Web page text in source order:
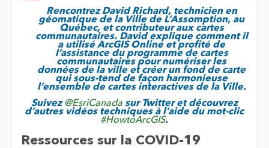
Rencontrez David Richard, technicien en
géomatique de la Ville de L’Assomption, au
Québec, et contributeur aux cartes
communautaires. David explique comment il
a utilisé ArcGIS Online et profité de
l’assistance du programme de cartes
communautaires pour numériser les
données de la ville et créer un fond de carte
qui sous-tend de façon harmonieuse
l’ensemble de cartes interactives de la Ville.
Suivez@EsriCanadasur Twitter et découvrez
d’autres vidéos techniques à l’aide du mot-clic
#HowtoArcGIS.
Ressources sur la COVID-19